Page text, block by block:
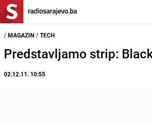
/ MAGAZIN / TECH
Predstavljamo strip:
02.12.11. 10:55